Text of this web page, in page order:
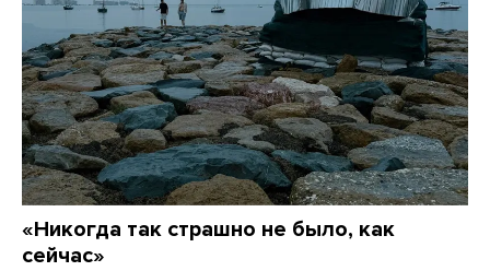
«Никогда так страшно не было, как
сейчас»